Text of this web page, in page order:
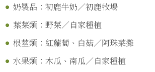
奶製品：初鹿牛奶／初鹿牧場
葉菜類：野菜／自家種植
根莖類：紅蘿蔔、白菇／阿珠菜攤
水果類：木瓜、南瓜／自家種植